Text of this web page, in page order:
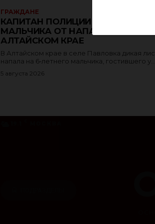
ГРАЖДАНЕ
КАПИТАН ПОЛИЦИИ СПАС
МАЛЬЧИКА ОТ НАПАВШЕЙ ЛИСЫ В
АЛТАЙСКОМ КРАЕ
В Алтайском крае в селе Павловка дикая
напала на 6‑летнего мальчика, гостившего у...
5 августа 2026